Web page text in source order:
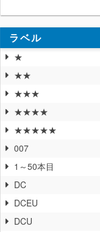
ラベル
★
★★
★★★
★★★★
★★★★★
007
1～50本目
DC
DCEU
DCU